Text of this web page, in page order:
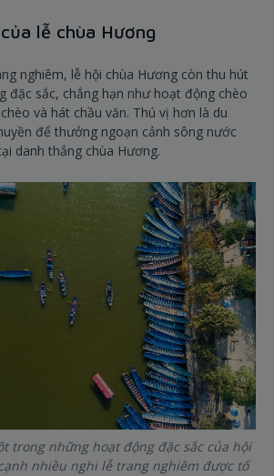
lễ chùa Hương
nghiêm, lễ hội chùa Hương còn thu hút
đặc sắc, chẳng hạn như hoạt động chèo
và hát chầu văn. Thú vị hơn là du
để thưởng ngoạn cảnh sông nước
danh thắng chùa Hương.
trong những hoạt động đặc sắc của hội
nhiều nghi lễ trang nghiêm được tổ